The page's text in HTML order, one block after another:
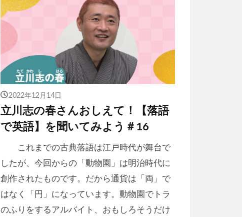
2022年12月14日
立川志の春さんおしえて！【落語
で英語】を聞いてみよう＃16
これまでの古典落語は江戸時代が舞台で
したが、今回からの「動物園」は明治時代に
創作されたものです。だから通貨は「両」で
はなく「円」になっています。動物園でトラ
のふりをするアルバイト、おもしろそうだけ